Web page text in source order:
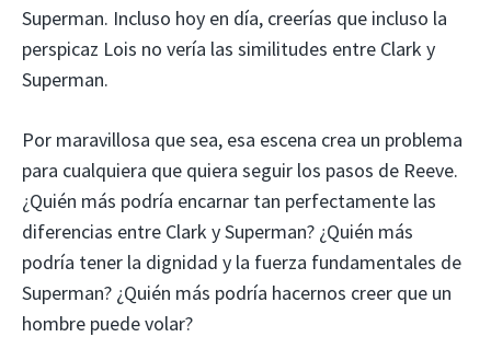
Superman. Incluso hoy en día, creerías que incluso la
perspicaz Lois no vería las similitudes entre Clark y
Superman.
Por maravillosa que sea, esa escena crea un problema
para cualquiera que quiera seguir los pasos de Reeve.
¿Quién más podría encarnar tan perfectamente las
diferencias entre Clark y Superman? ¿Quién más
podría tener la dignidad y la fuerza fundamentales de
Superman? ¿Quién más podría hacernos creer que un
hombre puede volar?